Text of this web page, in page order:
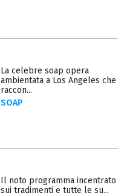
La celebre soap opera
ambientata a Los Angeles che
raccon...
SOAP
Il noto programma incentrato
sui tradimenti e tutte le su...